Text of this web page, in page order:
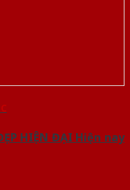
HIỆN ĐẠI Hiện nay